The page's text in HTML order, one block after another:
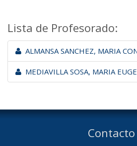
Lista de Profesorado:
ALMANSA SANCHEZ, MARIA
MEDIAVILLA SOSA, MARIA
Contacto